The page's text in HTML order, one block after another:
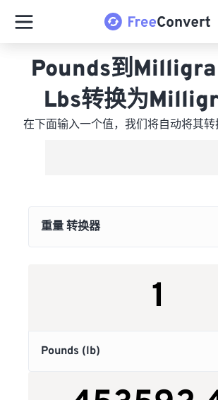
Pounds到
Lbs转换为
在下面输入一个值，我们将自动将其